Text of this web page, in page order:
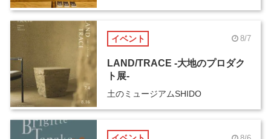
イベント 8/7
LAND/TRACE -大地のプロダク
ト展-
土のミュージアムSHIDO